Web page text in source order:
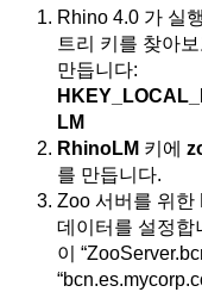
Rhino 4.0 가 실
트리 키를 찾아
만듭니다:
LM
RhinoLM 키에
를 만듭니다.
Zoo 서버를 위한
데이터를 설정합
이